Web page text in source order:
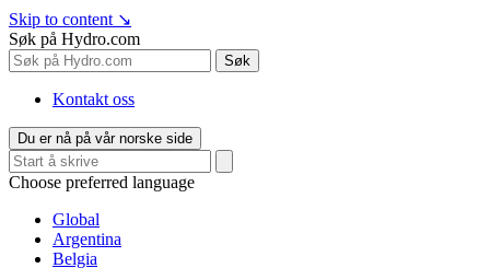
Skip to content ↘
Søk på Hydro.com
Søk
Kontakt oss
Du er nå på vår norske side
Choose preferred language
Global
Argentina
Belgia